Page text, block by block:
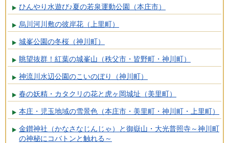
ひんやり水遊び♪夏の若泉運動公園（本庄市）
烏川河川敷の彼岸花（上里町）
城峯公園の冬桜（神川町）
眺望抜群！紅葉の城峯山（秩父市・皆野町・神川町）
神流川水辺公園のこいのぼり（神川町）
春の妖精・カタクリの花と虎ヶ岡城址（美里町）
本庄・児玉地域の雪景色（本庄市・美里町・神川町・上里町）
金鑚神社（かなさなじんじゃ）と御嶽山・大光普照寺～神川町
の神秘にコバトンと触れる～